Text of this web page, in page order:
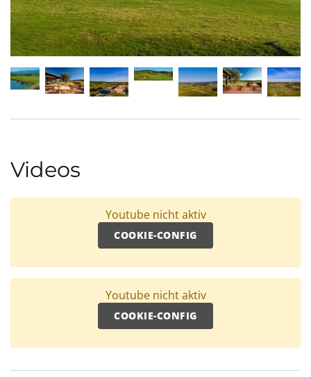
Videos
Youtube nicht aktiv
COOKIE-CONFIG
Youtube nicht aktiv
COOKIE-CONFIG